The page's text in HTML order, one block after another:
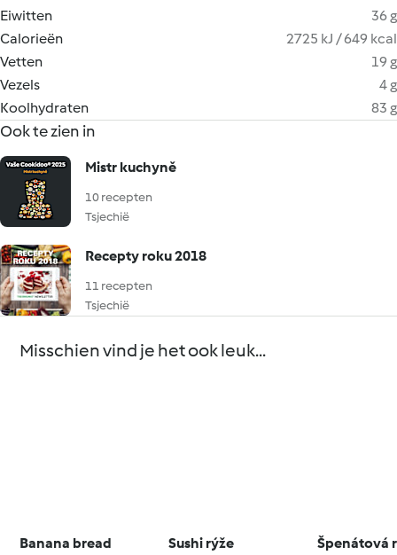
Eiwitten
36 g
Calorieën
2725 kJ / 649 kcal
Vetten
19 g
Vezels
4 g
Koolhydraten
83 g
Ook te zien in
Mistr kuchyně
10 recepten
Tsjechië
Recepty roku 2018
11 recepten
Tsjechië
Misschien vind je het ook leuk...
Banana bread
Sushi rýže
Špenátová